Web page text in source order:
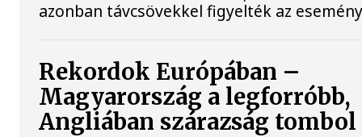
azonban távcsövekkel figyelték az
Rekordok Európában –
Magyarország a legforróbb,
Angliában szárazság tombol